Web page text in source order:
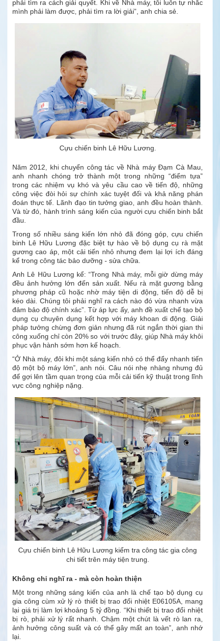
phải tìm ra cách giải quyết. Khi về Nhà máy, tôi luôn tự nhắc
mình phải làm được, phải tìm ra lời giải”, anh chia sẻ.
Cựu chiến binh Lê Hữu Lương.
Năm 2012, khi chuyển công tác về Nhà máy Đạm Cà Mau,
anh nhanh chóng trở thành một trong những “điểm tựa”
trong các nhiệm vụ khó và yêu cầu cao về tiến độ, những
công việc đòi hỏi sự chính xác tuyệt đối và khả năng phán
đoán thực tế. Lãnh đạo tin tưởng giao, anh đều hoàn thành.
Và từ đó, hành trình sáng kiến của người cựu chiến binh bắt
đầu.
Trong số nhiều sáng kiến lớn nhỏ đã đóng góp, cựu chiến
binh Lê Hữu Lương đặc biệt tự hào về bộ dụng cụ rà mặt
gương cao áp, một cải tiến nhỏ nhưng đem lại lợi ích đáng
kể trong công tác bảo dưỡng - sửa chữa.
Anh Lê Hữu Lương kể: “Trong Nhà máy, mỗi giờ dừng máy
đều ảnh hưởng lớn đến sản xuất. Nếu rà mặt gương bằng
phương pháp cũ hoặc nhờ máy tiện di động, tiến độ dễ bị
kéo dài. Chúng tôi phải nghĩ ra cách nào đó vừa nhanh vừa
đảm bảo độ chính xác”. Từ áp lực ấy, anh đề xuất chế tạo bộ
dụng cụ chuyên dụng kết hợp với máy khoan di động. Giải
pháp tưởng chừng đơn giản nhưng đã rút ngắn thời gian thi
công xuống chỉ còn 20% so với trước đây, giúp Nhà máy khôi
phục vận hành sớm hơn kế hoạch.
“Ở Nhà máy, đôi khi một sáng kiến nhỏ có thể đẩy nhanh tiến
độ một bộ máy lớn”, anh nói. Câu nói nhẹ nhàng nhưng đủ
để gợi lên tầm quan trọng của mỗi cải tiến kỹ thuật trong lĩnh
vực công nghiệp nặng.
Cựu chiến binh Lê Hữu Lương kiểm tra công tác gia công
chi tiết trên máy tiện trung.
Không chỉ nghĩ ra - mà còn hoàn thiện
Một trong những sáng kiến của anh là chế tạo bộ dụng cụ
gia công cùm xử lý rò thiết bị trao đổi nhiệt E06105A, mang
lại giá trị làm lợi khoảng 5 tỷ đồng. “Khi thiết bị trao đổi nhiệt
bị rò, phải xử lý rất nhanh. Chậm một chút là vết rò lan ra,
ảnh hưởng công suất và có thể gây mất an toàn”, anh nhớ
lại.